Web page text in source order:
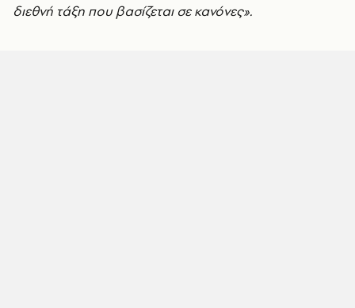
διεθνή τάξη που βασίζεται σε κανόνες».